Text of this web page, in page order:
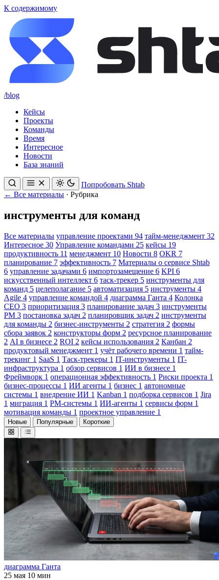
К содержимому
/blog
Кейсы
Проекты
Команды
Время
Интересное
Новости
База знаний
Попробовать Shtab
← Все материалы · Рубрика
инструменты для команд
Все материалы управление проектами 94 тайм-менеджмент 32
Интересное 30 Управление командами 25 кейсы 19
продуктивность 11 менеджмент 10 Новости 8 OKR 7
планирование 7 эффективность 7 Материалы о сервисе Shtab
6 управление задачами 6 импортозамещение 6 KPI 6
искусственный интеллект 6 таск-трекер 5 инструменты для
команд 5 целеполагание 5 автоматизация 5 инструменты 4
Agile 4 управление командой 4 диаграмма Ганта 4 Колонка
CEO 3 приоритизация 3 планирование задач 3 инструменты
PM 3 постановка задач 2 планировщик задач 2 инструменты
для команды 2 бизнес-инструменты 2 стратегия 2 формы
сбора заявок 2 конструкторы форм 2 ресурсное планирование
2 AI в бизнесе 2 ROI 2 кейсы использования 2 Канбан 2
продуктовый менеджмент 1 учёт рабочего времени 1 тайм-
трекинг 1 SaaS 1 Таск-трекеры 1 IT-инструменты 1 IT-
инфраструктура 1 обзор сервисов 1 ИИ в бизнесе 1
Фреймворк 1 операционная эффективность 1 Риски проекта 1
бизнес-процессы 1 ИИ агенты 1 бизнес 1 автономные
системы 1 внедрение ИИ 1 Kanban 1 подборка сервисов 1 Jira
1 миграция 1 PM-системы 1 ИИ-агенты 1 сервисы форм 1
мотивация команды 1 проектное управление 1
Новые Популярные Короткие
диаграмма Ганта
25 мая 10 мин